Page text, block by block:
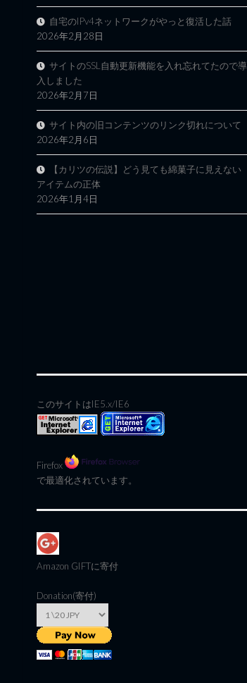
自宅のIPv4ネットワークがやっと復活した話
2026年2月28日
サイトのSSL自動更新機能を入れ忘れてたので導
入しました
2026年2月7日
サイト内の旧コンテンツのリンク切れについて
2026年2月6日
【カリツの伝説】どう見ても綿菓子に見えない
アイテムの正体
2026年1月4日
このサイトはIE5.x/IE6
Firefox
で最適化されています。
Amazon GIFTに寄付
Donation(寄付)